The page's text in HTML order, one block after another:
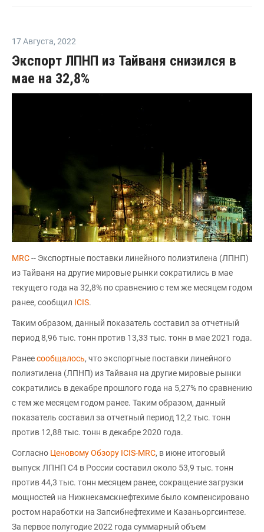
17 Августа, 2022
Экспорт ЛПНП из Тайваня снизился в
мае на 32,8%
MRC-- Экспортные поставки линейного полиэтилена (ЛПНП)
из Тайваня на другие мировые рынки сократились в мае
текущего года на 32,8% по сравнению с тем же месяцем годом
ранее, сообщил ICIS.
Таким образом, данный показатель составил за отчетный
период 8,96 тыс. тонн против 13,33 тыс. тонн в мае 2021 года.
Ранеесообщалось, что экспортные поставки линейного
полиэтилена (ЛПНП) из Тайваня на другие мировые рынки
сократились в декабре прошлого года на 5,27% по сравнению
с тем же месяцем годом ранее. Таким образом, данный
показатель составил за отчетный период 12,2 тыс. тонн
против 12,88 тыс. тонн в декабре 2020 года.
Согласно Ценовому Обзору ICIS-MRC, в июне итоговый
выпуск ЛПНП С4 в России составил около 53,9 тыс. тонн
против 44,3 тыс. тонн месяцем ранее, сокращение загрузки
мощностей на Нижнекамскнефтехиме было компенсировано
ростом наработки на Запсибнефтехиме и Казаньоргсинтезе.
За первое полугодие 2022 года суммарный объем